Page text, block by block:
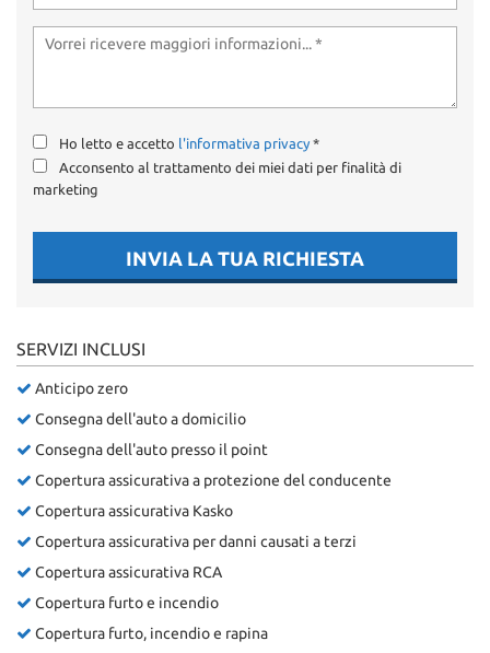
Ho letto e accetto l'informativa privacy *
Acconsento al trattamento dei miei dati per finalità di
marketing
INVIA LA TUA RICHIESTA
SERVIZI INCLUSI
Anticipo zero
Consegna dell'auto a domicilio
Consegna dell'auto presso il point
Copertura assicurativa a protezione del conducente
Copertura assicurativa Kasko
Copertura assicurativa per danni causati a terzi
Copertura assicurativa RCA
Copertura furto e incendio
Copertura furto, incendio e rapina